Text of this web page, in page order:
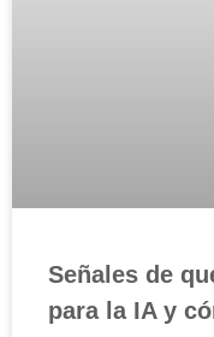
Señales de
para la IA y